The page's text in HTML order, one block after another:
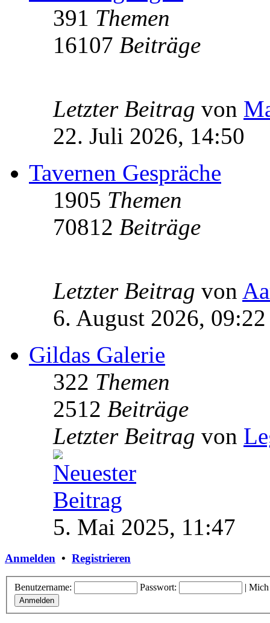
391 Themen
16107 Beiträge
Letzter Beitrag von
22. Juli 2026, 14:50
Tavernen Gespräche
1905 Themen
70812 Beiträge
Letzter Beitrag von
6. August 2026, 09:22
Gildas Galerie
322 Themen
2512 Beiträge
Letzter Beitrag von
5. Mai 2025, 11:47
Anmelden • Registrieren
Benutzername: Passwort: | Mich